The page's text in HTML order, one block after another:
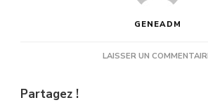
GENEADM
LAISSER UN
Partagez !